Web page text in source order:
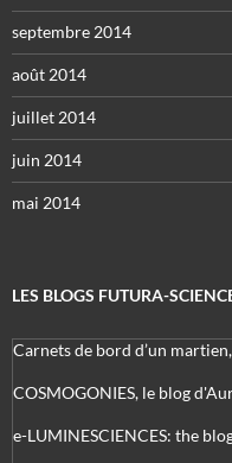
septembre 2014
août 2014
juillet 2014
juin 2014
mai 2014
LES BLOGS FUTURA-
Carnets de bord d’un
COSMOGONIES, le blog
e-LUMINESCIENCES: the